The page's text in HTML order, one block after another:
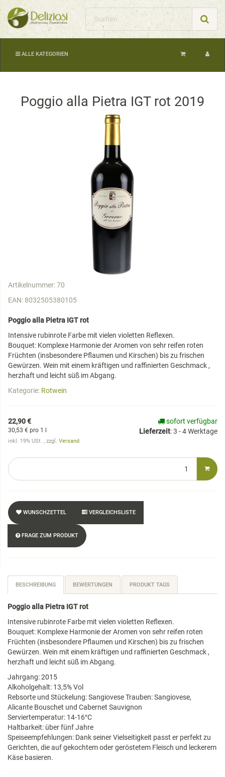
ALLE KATEGORIEN
Poggio alla Pietra IGT rot 2019
Artikelnummer:70
EAN: 8032505380105
Poggio alla Pietra IGT rot
Intensive rubinrote Farbe mit vielen violetten Reflexen.
Bouquet: Komplexe Harmonie der Aromen von sehr reifen roten
Früchten (insbesondere Pflaumen und Kirschen) bis zu frischen
Gewürzen. Wein mit einem kräftigen und raffinierten Geschmack ,
herzhaft und leicht süß im Abgang.
Kategorie: Rotwein
22,90 €
30,53 € pro 1 l
inkl. 19% USt. , zzgl. Versand
sofort verfügbar
Lieferzeit:3 - 4 Werktage
WUNSCHZETTEL VERGLEICHSLISTE
FRAGE ZUM PRODUKT
BESCHREIBUNG BEWERTUNGEN PRODUKT TAGS
Poggio alla Pietra IGT rot
Intensive rubinrote Farbe mit vielen violetten Reflexen.
Bouquet: Komplexe Harmonie der Aromen von sehr reifen roten
Früchten (insbesondere Pflaumen und Kirschen) bis zu frischen
Gewürzen. Wein mit einem kräftigen und raffinierten Geschmack ,
herzhaft und leicht süß im Abgang.
Jahrgang: 2015
Alkoholgehalt: 13,5% Vol
Rebsorte und Stückelung: Sangiovese Trauben: Sangiovese,
Alicante Bouschet und Cabernet Sauvignon
Serviertemperatur: 14-16°C
Haltbarkeit: über fünf Jahre
Speiseempfehlungen: Dank seiner Vielseitigkeit passt er perfekt zu
Gerichten, die auf gekochtem oder geröstetem Fleisch und leckerem
Käse basieren.